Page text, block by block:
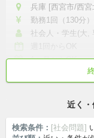
兵庫 [西宮市/西
勤務1回（130分
社会人・学生(大,
1ヶ月からOK
学校/仕事終わりから参加
近く
検索条件： [社会問題]